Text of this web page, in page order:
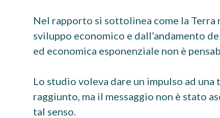
Nel rapporto si sottolinea come la
sviluppo economico e dall’andamento
ed economica esponenziale non è
Lo studio voleva dare un impulso ad
raggiunto, ma il messaggio non è stato
tal senso.